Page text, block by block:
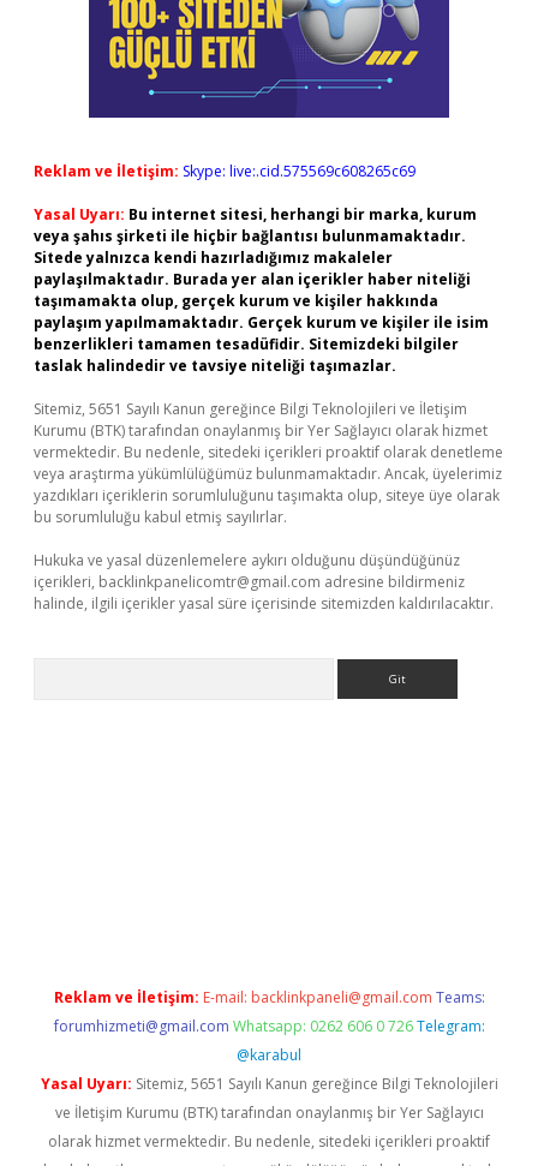
Reklam ve İletişim: Skype: live:.cid.575569c608265c69
Yasal Uyarı: Bu internet sitesi, herhangi bir marka, kurum
veya şahıs şirketi ile hiçbir bağlantısı bulunmamaktadır.
Sitede yalnızca kendi hazırladığımız makaleler
paylaşılmaktadır. Burada yer alan içerikler haber niteliği
taşımamakta olup, gerçek kurum ve kişiler hakkında
paylaşım yapılmamaktadır. Gerçek kurum ve kişiler ile isim
benzerlikleri tamamen tesadüfidir. Sitemizdeki bilgiler
taslak halindedir ve tavsiye niteliği taşımazlar.
Sitemiz, 5651 Sayılı Kanun gereğince Bilgi Teknolojileri ve İletişim
Kurumu (BTK) tarafından onaylanmış bir Yer Sağlayıcı olarak hizmet
vermektedir. Bu nedenle, sitedeki içerikleri proaktif olarak denetleme
veya araştırma yükümlülüğümüz bulunmamaktadır. Ancak, üyelerimiz
yazdıkları içeriklerin sorumluluğunu taşımakta olup, siteye üye olarak
bu sorumluluğu kabul etmiş sayılırlar.
Hukuka ve yasal düzenlemelere aykırı olduğunu düşündüğünüz
içerikleri, backlinkpanelicomtr@gmail.com adresine bildirmeniz
halinde, ilgili içerikler yasal süre içerisinde sitemizden kaldırılacaktır.
Reklam ve İletişim: E-mail: backlinkpaneli@gmail.com Teams:
forumhizmeti@gmail.com Whatsapp: 0262 606 0 726 Telegram:
@karabul
Yasal Uyarı: Sitemiz, 5651 Sayılı Kanun gereğince Bilgi Teknolojileri
ve İletişim Kurumu (BTK) tarafından onaylanmış bir Yer Sağlayıcı
olarak hizmet vermektedir. Bu nedenle, sitedeki içerikleri proaktif